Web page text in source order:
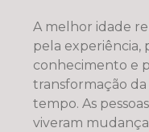
A melhor idade
pela experiência,
conhecimento e
transformação
tempo. As
viveram